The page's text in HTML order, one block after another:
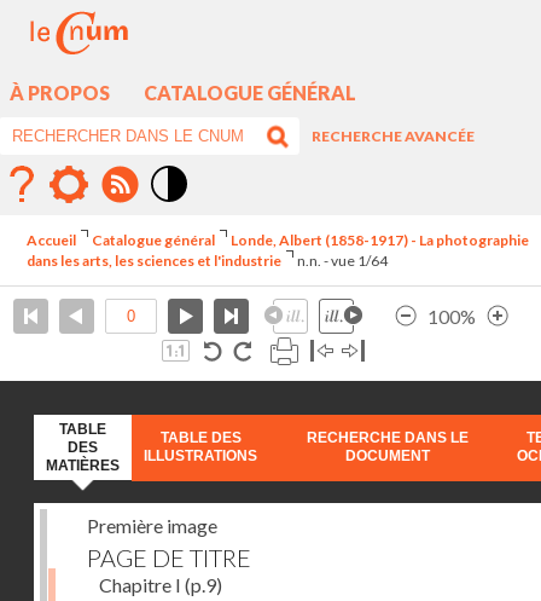
À PROPOS CATALOGUE GÉNÉRAL
RECHERCHE AVANCÉE
élévé
Accueil Catalogue général
Londe, Albert (1858-1917) - La photographie
dans les arts, les sciences et l'industrie
n.n. - vue 1/64
100%
TABLE
DES
MATIÈRES
TABLE DES
ILLUSTRATIONS
RECHERCHE DANS LE
DOCUMENT
Première image
PAGE DE TITRE
Chapitre I (p.9)